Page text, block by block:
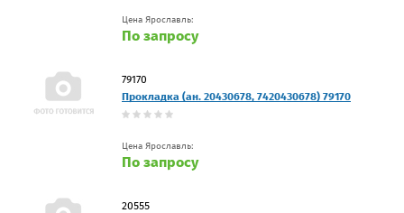
Цена Ярославль:
По запросу
79170
Прокладка (ан. 20430678, 7420430678) 79170
Цена Ярославль:
По запросу
20555